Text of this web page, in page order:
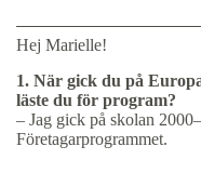
Hej Marielle!
1. När gick du på
läste du för program?
– Jag gick på skolan
Företagarprogrammet.